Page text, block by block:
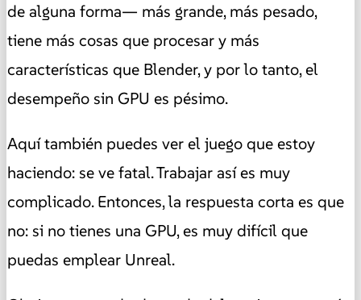
de alguna forma— más grande, más pesado,
tiene más cosas que procesar y más
características que Blender, y por lo tanto, el
desempeño sin GPU es pésimo.
Aquí también puedes ver el juego que estoy
haciendo: se ve fatal. Trabajar así es muy
complicado. Entonces, la respuesta corta es que
no: si no tienes una GPU, es muy difícil que
puedas emplear Unreal.